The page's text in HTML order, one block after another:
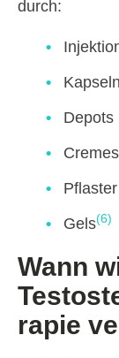
durch:
Kapseln
Depots
Cremes
Pflaster
Gels(6)
Wann
rapie